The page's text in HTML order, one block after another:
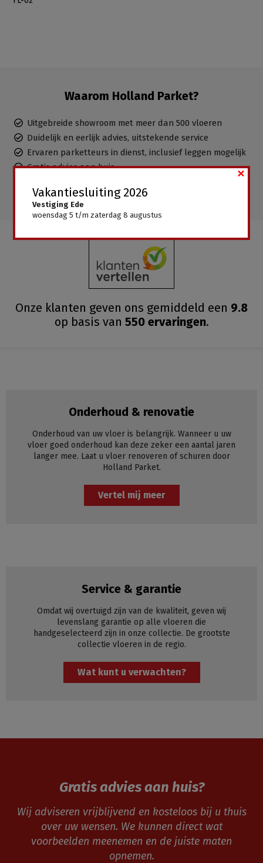
Waarom Holland Parket?
Uitgebreide showroom met meer dan 500 vloeren
Duidelijk en eerlijk advies, uitstekende service
Ervaren parketteurs in dienst, inclusief leggen mogelijk
Gratis advies aan huis
Onze klanten geven ons gemiddeld een 9.8
op basis van 550ervaringen.
Onderhoud & renovatie
Onderhoud van uw vloer is belangrijk. Wanneer u uw
vloer goed onderhoud kan deze zeker een aantal jaren
langer mee. Laat u vloer renoveren of schuren door
Holland Parket.
Vertel mij meer
Service & garantie
Omdat wij overtuigd zijn van de kwaliteit, geven wij
levenslang garantie op alle vloeren die
handgeselecteerd zijn in onze collectie. De grootste
collectie vloeren in de regio.
Wat kunt u verwachten?
Gratis advies aan huis?
Wij adviseren vrijblijvend en kosteloos bij u thuis
over uw wensen. We kunnen direct wat
voorbeelden meenemen en de juiste maten
opnemen.
Vakantiesluiting 2026
Vestiging Ede
woensdag 5 t/m zaterdag 8 augustus
×